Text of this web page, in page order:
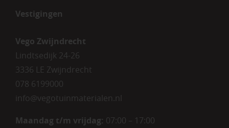
Vestigingen
Vego Zwijndrecht
Lindtsedijk 24-26
3336 LE Zwijndrecht
078 6199000
info@vegotuinmaterialen.nl
Maandag t/m vrijdag: 07:00 – 17:00